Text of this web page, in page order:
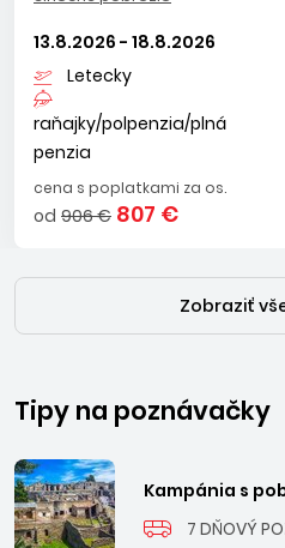
13.8.2026 - 18.8.2026
Letecky
raňajky/polpenzia/plná
penzia
cena s poplatkami za os.
od 906 € 807 €
Zobraziť
Tipy na poznávačky
Kampánia s
7 DŇOVÝ